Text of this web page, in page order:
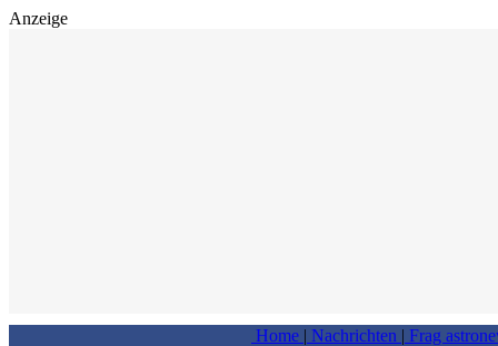
Anzeige
Home | Nachrichten | Frag